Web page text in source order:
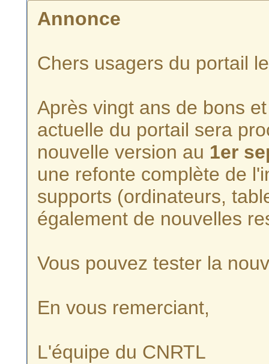
Annonce
Chers usagers du portail
Après vingt ans de bons
actuelle du portail sera
nouvelle version au 1er
une refonte complète de
supports (ordinateurs,
également de nouvelles
Vous pouvez tester la
En vous remerciant,
L'équipe du CNRTL